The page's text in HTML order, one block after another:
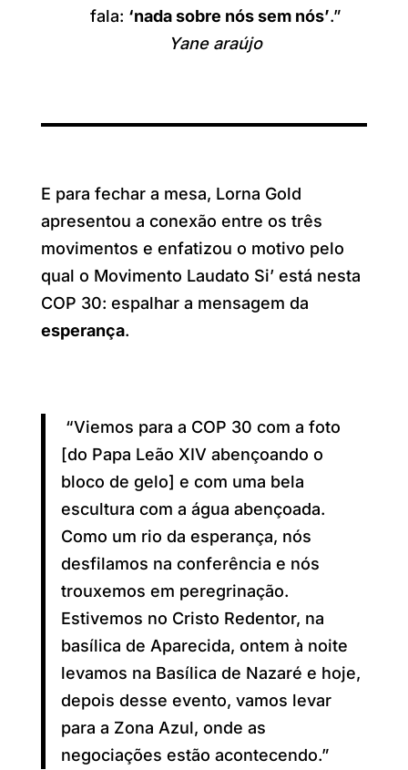
fala: ‘nada sobre nós sem nós’.”
Yane araújo
E para fechar a mesa, Lorna Gold
apresentou a conexão entre os três
movimentos e enfatizou o motivo pelo
qual o Movimento Laudato Si’ está nesta
COP 30: espalhar a mensagem da
esperança.
“Viemos para a COP 30 com a foto
[do Papa Leão XIV abençoando o
bloco de gelo] e com uma bela
escultura com a água abençoada.
Como um rio da esperança, nós
desfilamos na conferência e nós
trouxemos em peregrinação.
Estivemos no Cristo Redentor, na
basílica de Aparecida, ontem à noite
levamos na Basílica de Nazaré e hoje,
depois desse evento, vamos levar
para a Zona Azul, onde as
negociações estão acontecendo.”